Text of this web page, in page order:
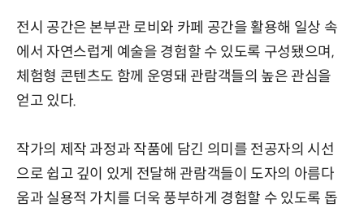
전시 공간은 본부관 로비와 카페 공간을 활용해 일상 속
에서 자연스럽게 예술을 경험할 수 있도록 구성됐으며,
체험형 콘텐츠도 함께 운영돼 관람객들의 높은 관심을
얻고 있다.
작가의 제작 과정과 작품에 담긴 의미를 전공자의 시선
으로 쉽고 깊이 있게 전달해 관람객들이 도자의 아름다
움과 실용적 가치를 더욱 풍부하게 경험할 수 있도록 돕